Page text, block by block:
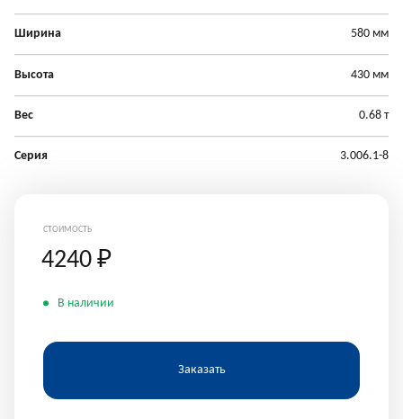
Ширина 580 мм
Высота 430 мм
Вес 0.68 т
Серия 3.006.1-8
СТОИМОСТЬ
4240 ₽
В наличии
Заказать